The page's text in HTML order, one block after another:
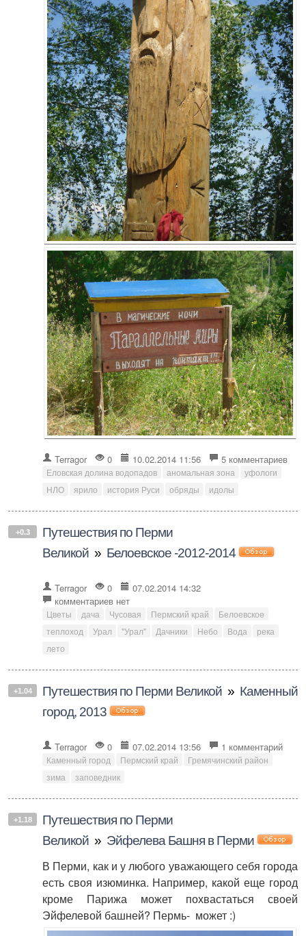
Terragor 0 10.02.2014 11:56 5 комментариев
Еловская долина водопадов аномальная зона
уфологи
НЛО
ярило история Руси обряды идолы
+0.3
Путешествия по Перми
Великой » Белоевское -2012-2014
Terragor 0
07.02.2014 14:32
комментариев нет
Цветы дача Чусовая Пермский край
Белоевское
теплоход
Урал "Урал" Дачники Небо Вода
река
лето
+1.04 Путешествия по Перми Великой » Каменный
город, 2013
Terragor 0 07.02.2014 13:56 1 комментарий
Каменный город Пермский край
Гремячинский район
зима
заповедник
+1.18
Путешествия по Перми
Великой » Эйфелева Башня в Перми
В Перми, как и у любого уважающего себя города
есть своя изюминка. Например, какой еще город
кроме Парижа может похвастаться своей
Эйфелевой башней? Пермь- может :)